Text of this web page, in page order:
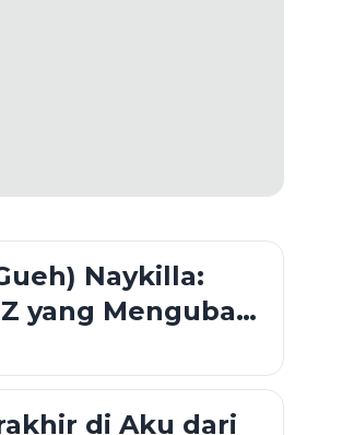
Naykilla:
yang Mengubah
Estetik
di Aku dari